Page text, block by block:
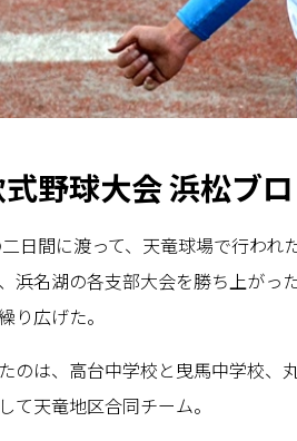
野球大会 浜松ブ
日間に渡って、天竜球場で行わ
浜名湖の各支部大会を勝ち上がっ
り広げた。
のは、高台中学校と曳馬中学校、
て天竜地区合同チーム。